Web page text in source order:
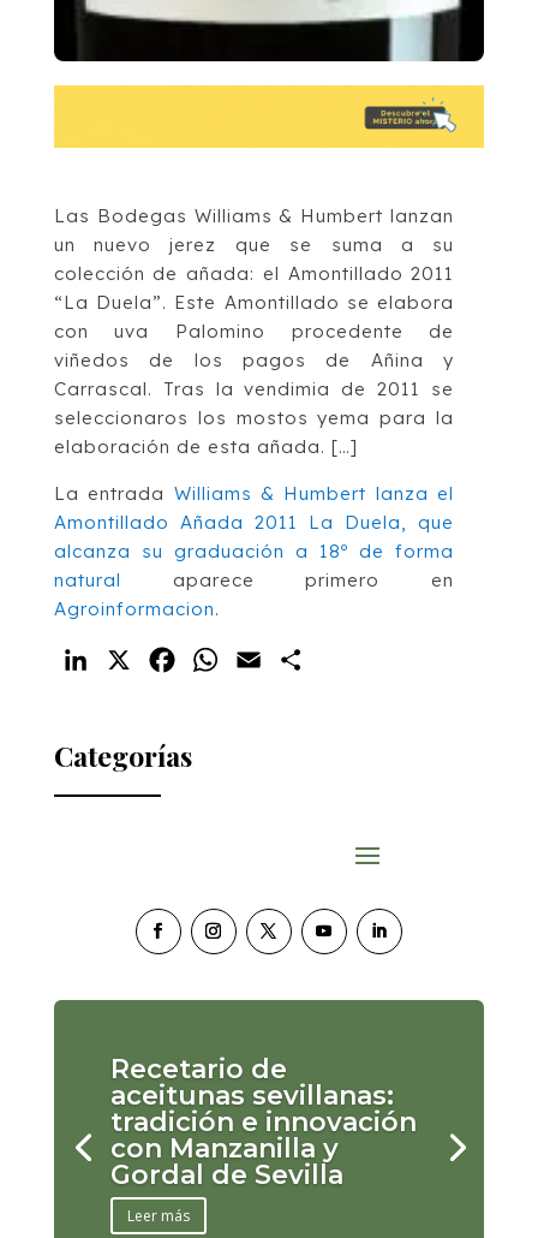
Las Bodegas Williams & Humbert lanzan
un nuevo jerez que se suma a su
colección de añada: el Amontillado 2011
“La Duela”. Este Amontillado se elabora
con uva Palomino procedente de
viñedos de los pagos de Añina y
Carrascal. Tras la vendimia de 2011 se
seleccionaros los mostos yema para la
elaboración de esta añada. […]
La entrada Williams & Humbert lanza el
Amontillado Añada 2011 La Duela, que
alcanza su graduación a 18º de forma
natural aparece primero en
Agroinformacion.
LinkedIn FacebookWhatsApp
Email
Categorías
Recetario de
aceitunas sevillanas:
tradición e innovación
con Manzanilla y
Gordal de Sevilla
Leer más